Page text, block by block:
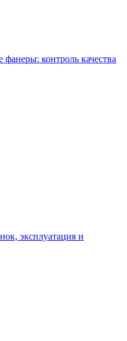
контроль качества
эксплуатация и